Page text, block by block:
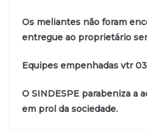
Os meliantes não foram
entregue ao proprietário
Equipes empenhadas vtr
O SINDESPE parabeniza a
em prol da sociedade.